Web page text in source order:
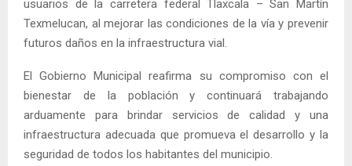
usuarios de la carretera federal Tlaxcala – San Martín
Texmelucan, al mejorar las condiciones de la vía y prevenir
futuros daños en la infraestructura vial.
El Gobierno Municipal reafirma su compromiso con el
bienestar de la población y continuará trabajando
arduamente para brindar servicios de calidad y una
infraestructura adecuada que promueva el desarrollo y la
seguridad de todos los habitantes del municipio.